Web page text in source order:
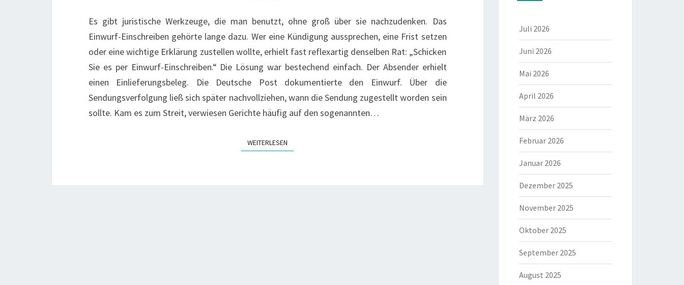
DIE
POST
NICHT
MEHR
GENÜGT
Es gibt juristische Werkzeuge, die man benutzt, ohne groß über sie nachzudenken. Das
Einwurf-Einschreiben gehörte lange dazu. Wer eine Kündigung aussprechen, eine Frist setzen
oder eine wichtige Erklärung zustellen wollte, erhielt fast reflexartig denselben Rat: „Schicken
Sie es per Einwurf-Einschreiben.“ Die Lösung war bestechend einfach. Der Absender erhielt
einen Einlieferungsbeleg. Die Deutsche Post dokumentierte den Einwurf. Über die
Sendungsverfolgung ließ sich später nachvollziehen, wann die Sendung zugestellt worden sein
sollte. Kam es zum Streit, verwiesen Gerichte häufig auf den sogenannten…
WEITERLESEN
Juli 2026
Juni 2026
Mai 2026
April 2026
März 2026
Februar 2026
Januar 2026
Dezember 2025
November 2025
Oktober 2025
September 2025
August 2025